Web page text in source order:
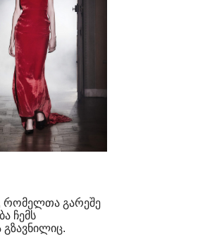
რომელთა გარეშე
ჩემს
გზავნილიც.